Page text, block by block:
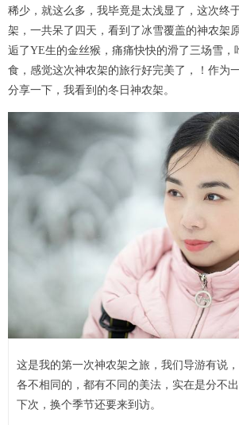
稀少，就这么多，我毕竟是太浅显了，这次终
架，一共呆了四天，看到了冰雪覆盖的神农架
逅了YE生的金丝猴，痛痛快快的滑了三场雪，
食，感觉这次神农架的旅行好完美了，！作为
分享一下，我看到的冬日神农架。
这是我的第一次神农架之旅，我们导游有说
各不相同的，都有不同的美法，实在是分不
下次，换个季节还要来到访。